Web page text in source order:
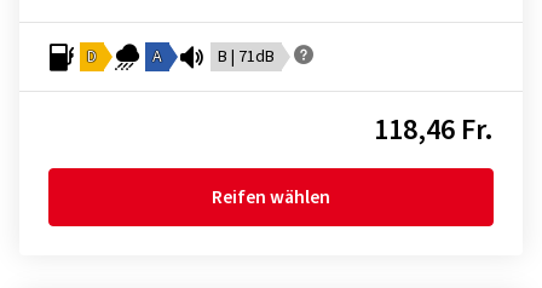
D A B | 71dB
118,46 Fr.
Reifen wählen